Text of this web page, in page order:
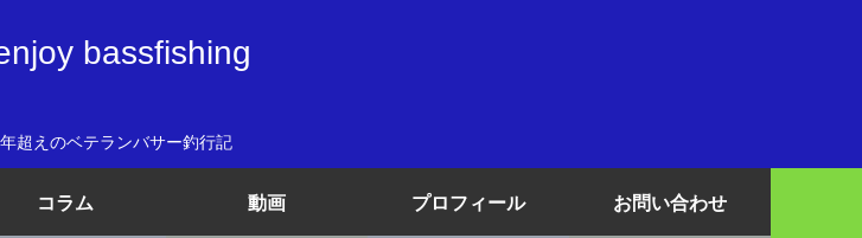
bassfishing
超えのベテランバサー釣行記
コラム 動画 プロフィール お問い合わせ